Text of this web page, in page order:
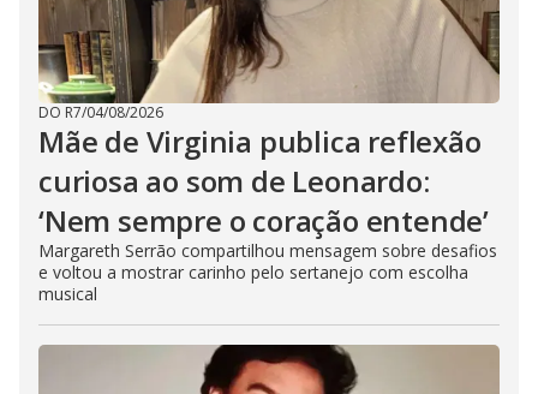
DO R7/04/08/2026
Mãe de Virginia publica reflexão
curiosa ao som de Leonardo:
‘Nem sempre o coração entende’
Margareth Serrão compartilhou mensagem sobre desafios
e voltou a mostrar carinho pelo sertanejo com escolha
musical